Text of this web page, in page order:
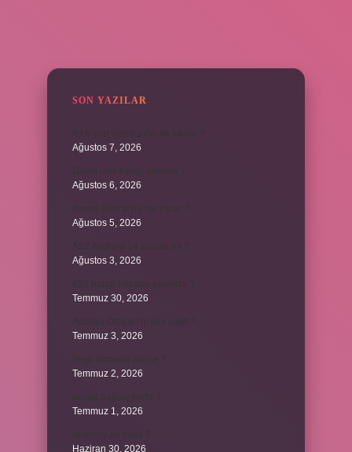
SON YAZILAR
Ağustos 7, 2026
Ağustos 6, 2026
Ağustos 5, 2026
Ağustos 3, 2026
Temmuz 30, 2026
Temmuz 3, 2026
Temmuz 2, 2026
Temmuz 1, 2026
Haziran 30, 2026